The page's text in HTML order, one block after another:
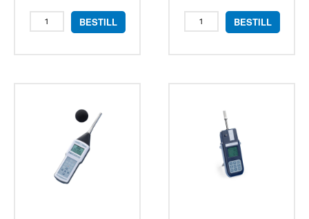
Delta
Ohm
BESTILL
Delta
Ohm
BESTILL